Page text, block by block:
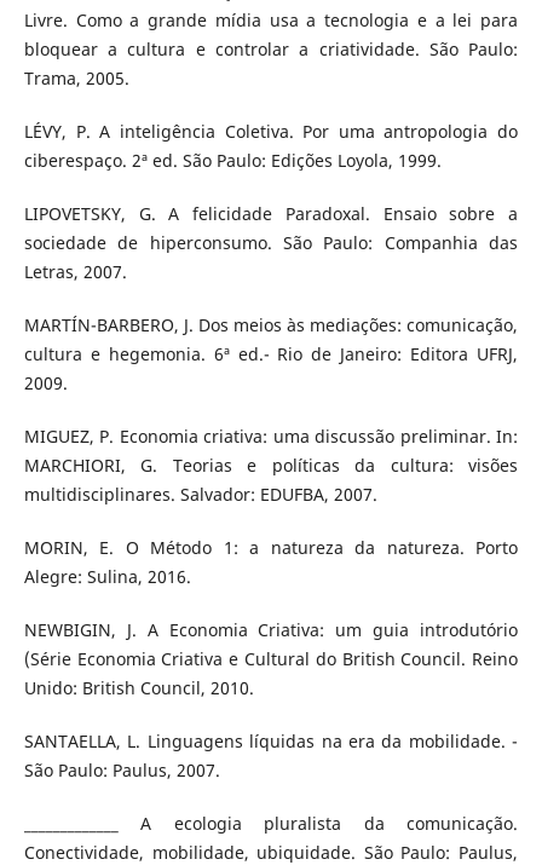
Livre. Como a grande mídia usa a tecnologia e a lei para
bloquear a cultura e controlar a criatividade. São Paulo:
Trama, 2005.
LÉVY, P. A inteligência Coletiva. Por uma antropologia do
ciberespaço. 2ª ed. São Paulo: Edições Loyola, 1999.
LIPOVETSKY, G. A felicidade Paradoxal. Ensaio sobre a
sociedade de hiperconsumo. São Paulo: Companhia das
Letras, 2007.
MARTÍN-BARBERO, J. Dos meios às mediações: comunicação,
cultura e hegemonia. 6ª ed.- Rio de Janeiro: Editora UFRJ,
2009.
MIGUEZ, P. Economia criativa: uma discussão preliminar. In:
MARCHIORI, G. Teorias e políticas da cultura: visões
multidisciplinares. Salvador: EDUFBA, 2007.
MORIN, E. O Método 1: a natureza da natureza. Porto
Alegre: Sulina, 2016.
NEWBIGIN, J. A Economia Criativa: um guia introdutório
(Série Economia Criativa e Cultural do British Council. Reino
Unido: British Council, 2010.
SANTAELLA, L. Linguagens líquidas na era da mobilidade. -
São Paulo: Paulus, 2007.
_____________ A ecologia pluralista da comunicação.
Conectividade, mobilidade, ubiquidade. São Paulo: Paulus,